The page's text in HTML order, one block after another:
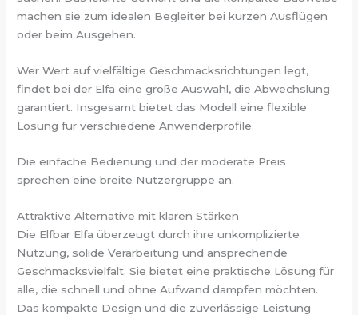
machen sie zum idealen Begleiter bei kurzen Ausflügen
oder beim Ausgehen.
Wer Wert auf vielfältige Geschmacksrichtungen legt,
findet bei der Elfa eine große Auswahl, die Abwechslung
garantiert. Insgesamt bietet das Modell eine flexible
Lösung für verschiedene Anwenderprofile.
Die einfache Bedienung und der moderate Preis
sprechen eine breite Nutzergruppe an.
Attraktive Alternative mit klaren Stärken
Die Elfbar Elfa überzeugt durch ihre unkomplizierte
Nutzung, solide Verarbeitung und ansprechende
Geschmacksvielfalt. Sie bietet eine praktische Lösung für
alle, die schnell und ohne Aufwand dampfen möchten.
Das kompakte Design und die zuverlässige Leistung